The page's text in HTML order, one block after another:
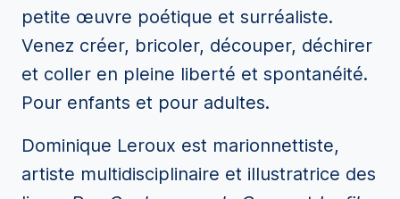
petite œuvre poétique et surréaliste.
Venez créer, bricoler, découper, déchirer
et coller en pleine liberté et spontanéité.
Pour enfants et pour adultes.
Dominique Leroux est marionnettiste,
artiste multidisciplinaire et illustratrice des